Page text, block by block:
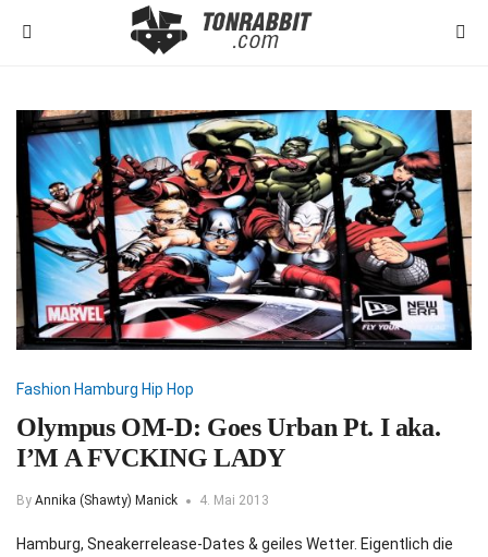
Fashion Hamburg Hip Hop
Olympus OM-D: Goes Urban Pt. I aka.
I’M A FVCKING LADY
By Annika (Shawty) Manick 4. Mai 2013
Hamburg, Sneakerrelease-Dates & geiles Wetter. Eigentlich die